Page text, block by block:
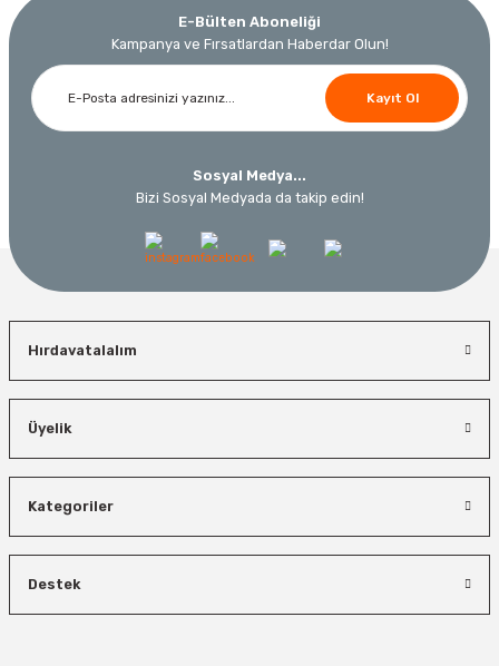
E-Bülten Aboneliği
Kampanya ve Fırsatlardan Haberdar Olun!
Kayıt Ol
Sosyal Medya...
Bizi Sosyal Medyada da takip edin!
Hırdavatalalım
Üyelik
Kategoriler
Destek